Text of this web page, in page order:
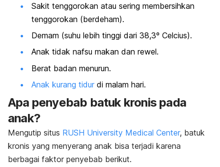
Sakit tenggorokan atau sering membersihkan
tenggorokan (berdeham).
Demam (suhu lebih tinggi dari 38,3º Celcius).
Anak tidak nafsu makan dan rewel.
Berat badan menurun.
Anak kurang tidur di malam hari.
Apa penyebab batuk kronis pada
anak?
Mengutip situs RUSH University Medical Center, batuk
kronis yang menyerang anak bisa terjadi karena
berbagai faktor penyebab berikut.